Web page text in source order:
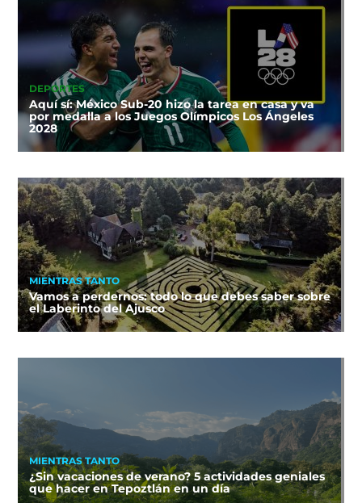
DEPORTES
Aquí sí: México Sub-20 hizo la tarea en casa y va
por medalla a los Juegos Olímpicos Los Ángeles
2028
MIENTRAS TANTO
Vamos a perdernos: todo lo que debes saber sobre
el Laberinto del Ajusco
MIENTRAS TANTO
¿Sin vacaciones de verano? 5 actividades geniales
que hacer en Tepoztlán en un día